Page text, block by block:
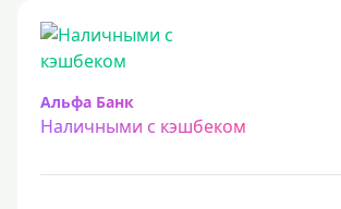
Альфа Банк
Наличными с кэшбеком